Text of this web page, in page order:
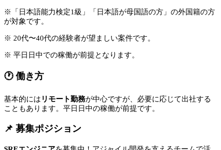
※「日本語能力検定1級」「日本語が母国語の方」の外国籍の方
が対象です。
※ 20代〜40代の経験者が望ましい案件です。
※ 平日日中での稼働が前提となります。
🕐 働き方
基本的には リモート勤務が中心ですが、必要に応じて出社する
こともあります。平日日中の稼働が前提です。
📌 募集ポジション